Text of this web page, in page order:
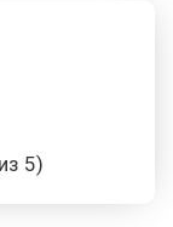
из 5)